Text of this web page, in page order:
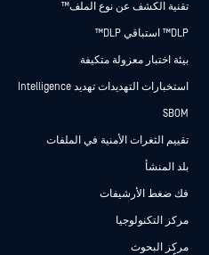
تقنية الكشف عن نوع الملف™
DLP™ استباقي DLP™
بيئة اختبار معزولة متكيفة
استخبارات التهديدات تهديد Intelligence
SBOM
تقييم الثغرات الأمنية في الملفات
بلد المنشأ
فك ضغط الأرشيفات
مركز التكنولوجيا
مركز البحوث